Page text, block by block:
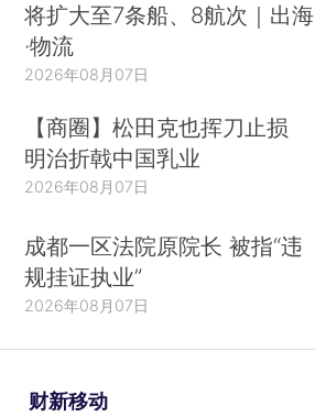
将扩大至7条船、8航次｜出海
·物流
2026年08月07日
【商圈】松田克也挥刀止损
明治折戟中国乳业
2026年08月07日
成都一区法院原院长 被指“违
规挂证执业”
2026年08月07日
财新移动